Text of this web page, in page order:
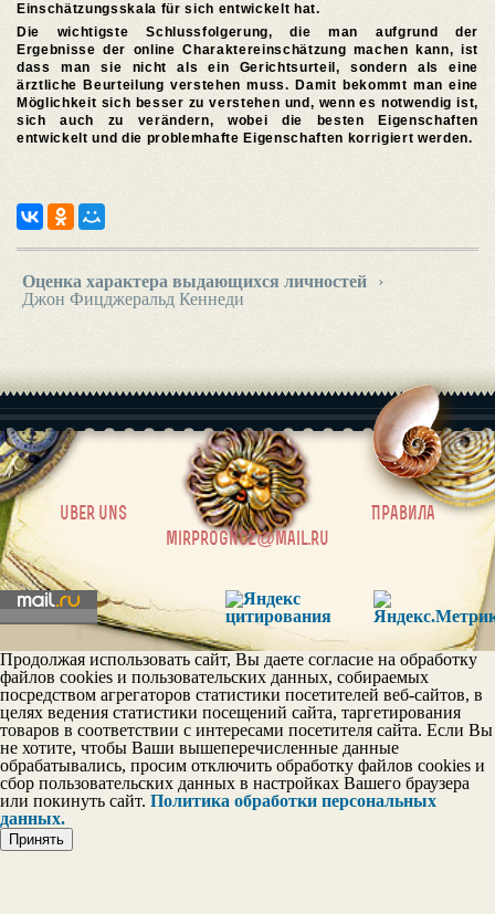
Einschätzungsskala für sich entwickelt hat.
Die wichtigste Schlussfolgerung, die man aufgrund der
Ergebnisse der online Charaktereinschätzung machen kann, ist
dass man sie nicht als ein Gerichtsurteil, sondern als eine
ärztliche Beurteilung verstehen muss. Damit bekommt man eine
Möglichkeit sich besser zu verstehen und, wenn es notwendig ist,
sich auch zu verändern, wobei die besten Eigenschaften
entwickelt und die problemhafte Eigenschaften korrigiert werden.
Оценка характера выдающихся личностей
›
Джон Фицджеральд Кеннеди
uber uns |
Правила
mirprognoz@mail.ru
Продолжая использовать сайт, Вы даете согласие на обработку
файлов cookies и пользовательских данных, собираемых
посредством агрегаторов статистики посетителей веб-сайтов, в
целях ведения статистики посещений сайта, таргетирования
товаров в соответствии с интересами посетителя сайта. Если Вы
не хотите, чтобы Ваши вышеперечисленные данные
обрабатывались, просим отключить обработку файлов cookies и
сбор пользовательских данных в настройках Вашего браузера
или покинуть сайт. Политика обработки персональных
данных.
Принять